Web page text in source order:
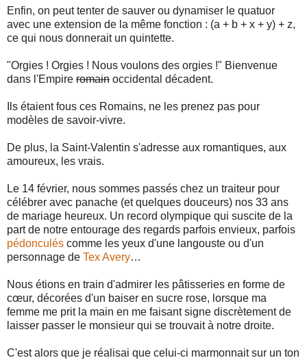
Enfin, on peut tenter de sauver ou dynamiser le quatuor
avec une extension de la même fonction : (a + b + x + y) + z,
ce qui nous donnerait un quintette.
"Orgies ! Orgies ! Nous voulons des orgies !" Bienvenue
dans l'Empire romain occidental décadent.
Ils étaient fous ces Romains, ne les prenez pas pour
modèles de savoir-vivre.
De plus, la Saint-Valentin s'adresse aux romantiques, aux
amoureux, les vrais.
Le 14 février, nous sommes passés chez un traiteur pour
célébrer avec panache (et quelques douceurs) nos 33 ans
de mariage heureux. Un record olympique qui suscite de la
part de notre entourage des regards parfois envieux, parfois
pédonculés comme les yeux d'une langouste ou d'un
personnage de Tex Avery…
Nous étions en train d'admirer les pâtisseries en forme de
cœur, décorées d'un baiser en sucre rose, lorsque ma
femme me prit la main en me faisant signe discrètement de
laisser passer le monsieur qui se trouvait à notre droite.
C'est alors que je réalisai que celui-ci marmonnait sur un ton